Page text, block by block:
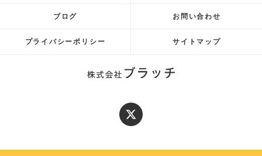
ブログ お問い合わせ
プライバシーポリシー サイトマップ